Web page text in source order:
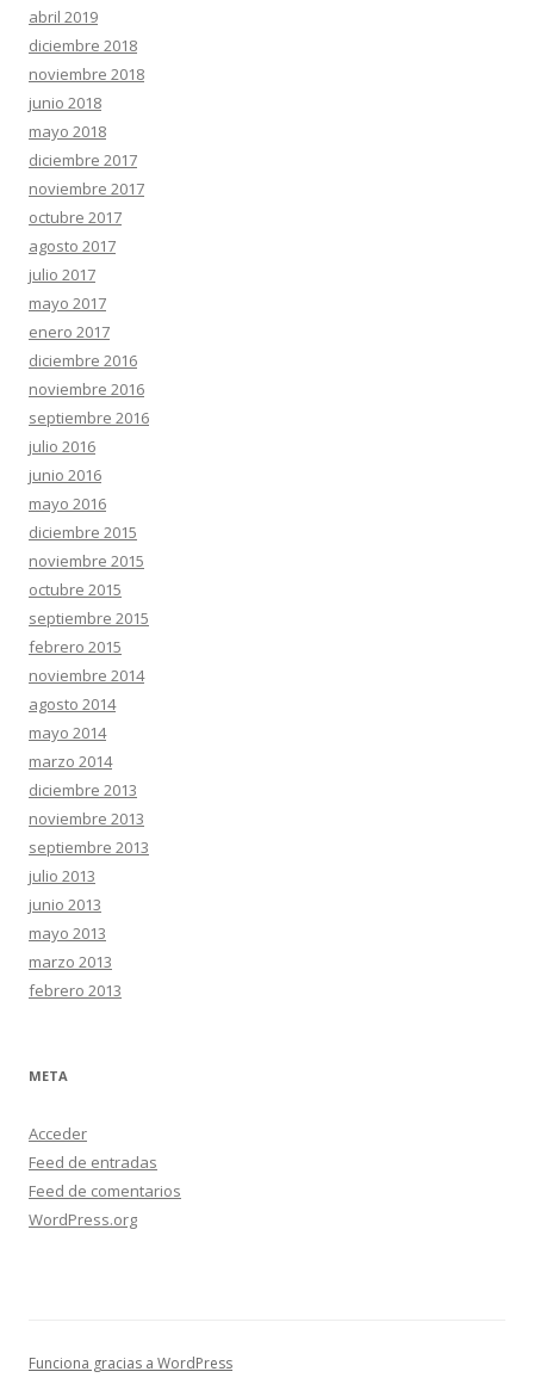
abril 2019
diciembre 2018
noviembre 2018
junio 2018
mayo 2018
diciembre 2017
noviembre 2017
octubre 2017
agosto 2017
julio 2017
mayo 2017
enero 2017
diciembre 2016
noviembre 2016
septiembre 2016
julio 2016
junio 2016
mayo 2016
diciembre 2015
noviembre 2015
octubre 2015
septiembre 2015
febrero 2015
noviembre 2014
agosto 2014
mayo 2014
marzo 2014
diciembre 2013
noviembre 2013
septiembre 2013
julio 2013
junio 2013
mayo 2013
marzo 2013
febrero 2013
META
Acceder
Feed de entradas
Feed de comentarios
WordPress.org
Funciona gracias a WordPress